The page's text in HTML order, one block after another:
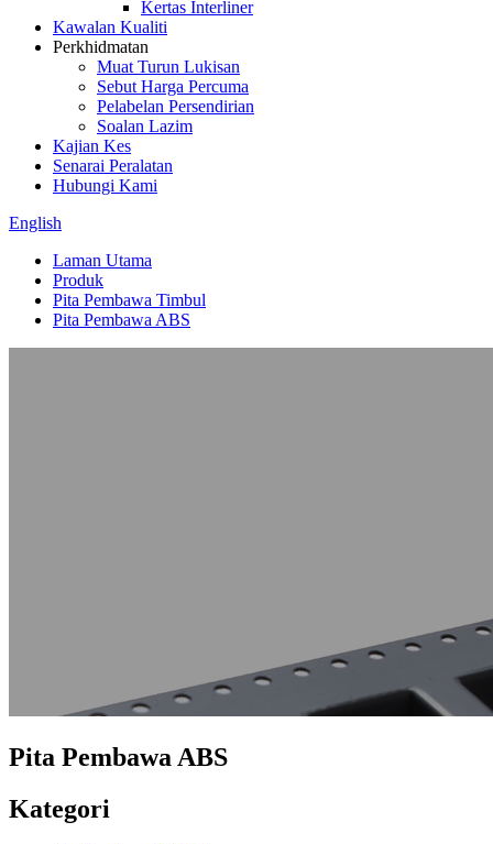
Kertas Interliner
Kawalan Kualiti
Perkhidmatan
Muat Turun Lukisan
Sebut Harga Percuma
Pelabelan Persendirian
Soalan Lazim
Kajian Kes
Senarai Peralatan
Hubungi Kami
English
Laman Utama
Produk
Pita Pembawa Timbul
Pita Pembawa ABS
Pita Pembawa ABS
Kategori